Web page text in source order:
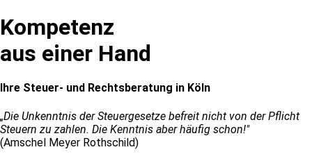
Kompetenz
aus einer Hand
Ihre Steuer- und Rechtsberatung in Köln
„Die Unkenntnis der Steuergesetze befreit nicht von der Pflicht
Steuern zu zahlen. Die Kenntnis aber häufig schon!"
(Amschel Meyer Rothschild)